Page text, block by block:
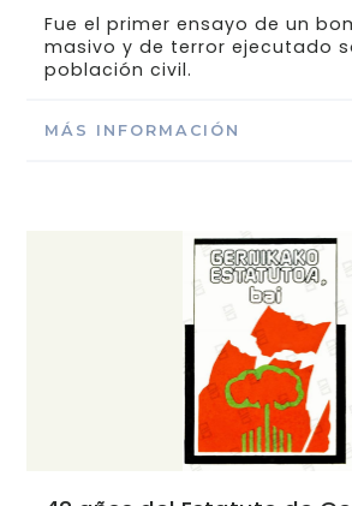
Fue el primer ensayo de un
masivo y de terror ejecutado
población civil.
MÁS INFORMACIÓN